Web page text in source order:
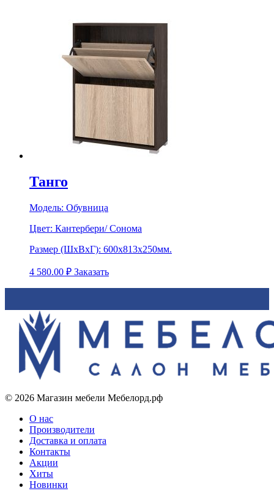
Танго
Модель: Обувница
Цвет: Кантербери/ Сонома
Размер (ШхВхГ): 600х813х250мм.
4 580.00 ₽ Заказать
© 2026 Магазин мебели Мебелорд.рф
О нас
Производители
Доставка и оплата
Контакты
Акции
Хиты
Новинки